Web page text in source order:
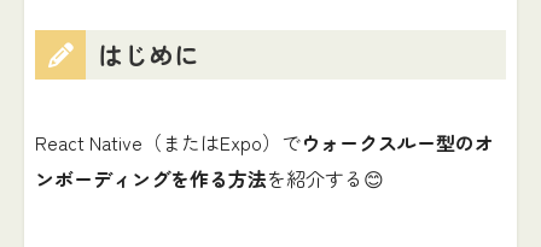
はじめに
React Native（またはExpo）でウォークスルー型のオ
ンボーディングを作る方法を紹介する😊